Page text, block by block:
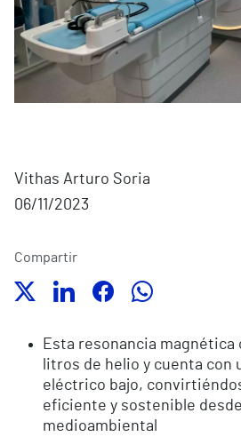
Vithas Arturo Soria
06/11/2023
Compartir
Esta resonancia magnética
litros de helio y cuenta con
eléctrico bajo,
eficiente y sostenible
medioambiental